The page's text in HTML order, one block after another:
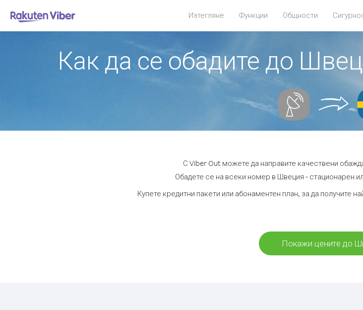
Изтегляне Функции Общности
Как да се обадите до
С Viber Out можете да направите качествени
Обадете се на всеки номер в Швеция - стационарен
Купете кредитни пакети или абонаментен план, за да получите
Покажи цените до